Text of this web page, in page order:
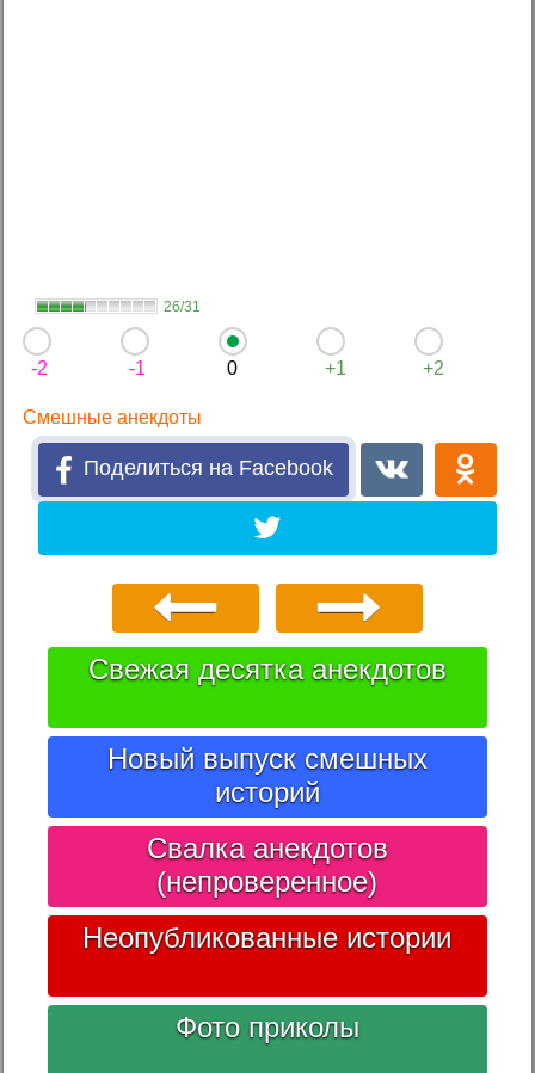
26/31
-2 -1 0 +1 +2
Смешные анекдоты
Поделиться на Facebook
Свежая десятка анекдотов
Новый выпуск смешных
историй
Свалка анекдотов
(непроверенное)
Неопубликованные истории
Фото приколы